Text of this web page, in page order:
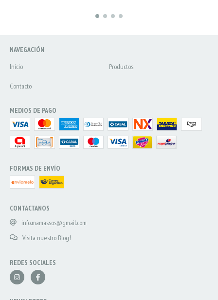
NAVEGACIÓN
Inicio
Productos
Contacto
MEDIOS DE PAGO
FORMAS DE ENVÍO
CONTACTANOS
info.mamassos@gmail.com
Visita nuestro Blog!
REDES SOCIALES